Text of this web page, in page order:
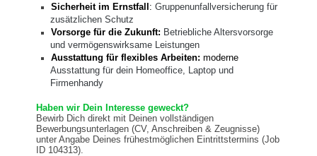
Sicherheit im Ernstfall : Gruppenunfallversicherung für
zusätzlichen Schutz
Vorsorge für die Zukunft: Betriebliche Altersvorsorge
und vermögenswirksame Leistungen
Ausstattung für flexibles Arbeiten: moderne
Ausstattung für dein Homeoffice, Laptop und
Firmenhandy
Haben wir Dein Interesse geweckt?
Bewirb Dich direkt mit Deinen vollständigen
Bewerbungsunterlagen (CV, Anschreiben & Zeugnisse)
unter Angabe Deines frühestmöglichen Eintrittstermins (Job
ID 104313).